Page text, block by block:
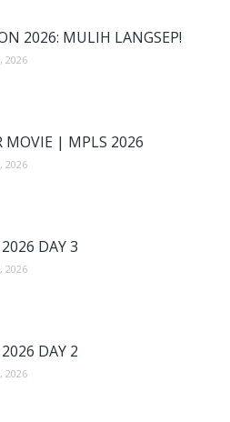
2026: MULIH LANGSEP!
2026
MOVIE | MPLS 2026
2026
DAY 3
2026
DAY 2
2026